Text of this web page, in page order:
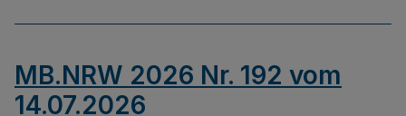
MB.NRW 2026 Nr. 192 vom
14.07.2026